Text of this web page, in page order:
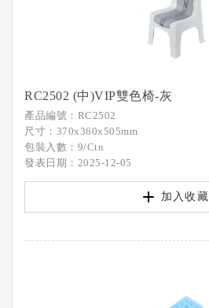
RC2502 (中)VIP雙色椅-灰
產品編號：RC2502
尺寸：370x360x505mm
包裝入數：9/Ctn
發表日期：2025-12-05
加入收藏